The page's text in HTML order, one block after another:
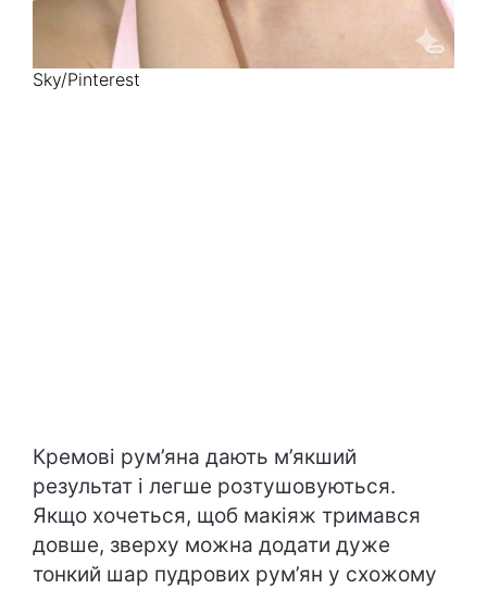
Sky/Pinterest
Кремові рум’яна дають м’якший
результат і легше розтушовуються.
Якщо хочеться, щоб макіяж тримався
довше, зверху можна додати дуже
тонкий шар пудрових рум’ян у схожому